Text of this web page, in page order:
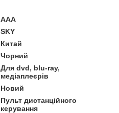
AAA
SKY
Китай
Чорний
Для dvd, blu-ray,
медіаплеєрів
Новий
Пульт дистанційного
керування